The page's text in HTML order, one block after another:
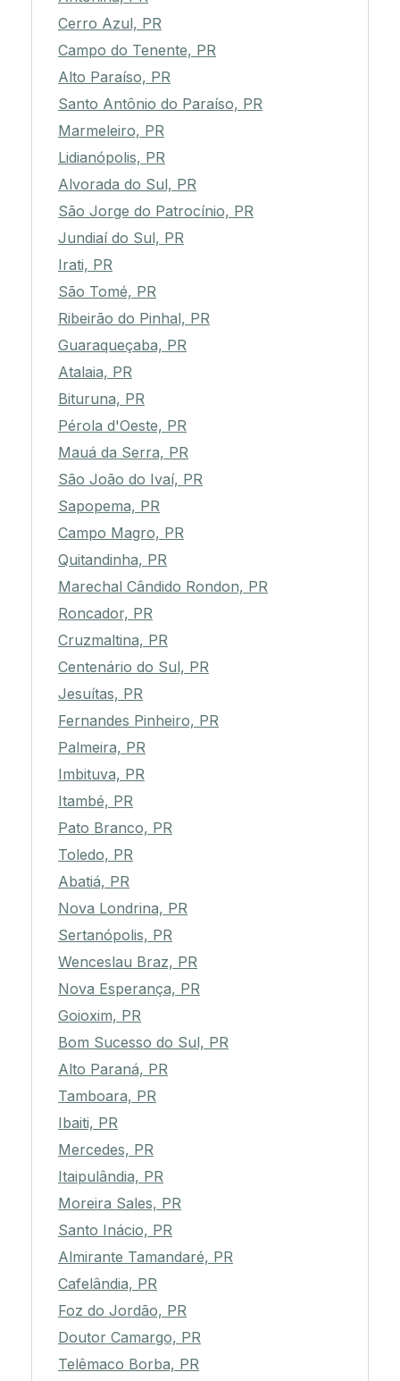
Cerro Azul, PR
Campo do Tenente, PR
Alto Paraíso, PR
Santo Antônio do Paraíso, PR
Marmeleiro, PR
Lidianópolis, PR
Alvorada do Sul, PR
São Jorge do Patrocínio, PR
Jundiaí do Sul, PR
Irati, PR
São Tomé, PR
Ribeirão do Pinhal, PR
Guaraqueçaba, PR
Atalaia, PR
Bituruna, PR
Pérola d'Oeste, PR
Mauá da Serra, PR
São João do Ivaí, PR
Sapopema, PR
Campo Magro, PR
Quitandinha, PR
Marechal Cândido Rondon, PR
Roncador, PR
Cruzmaltina, PR
Centenário do Sul, PR
Jesuítas, PR
Fernandes Pinheiro, PR
Palmeira, PR
Imbituva, PR
Itambé, PR
Pato Branco, PR
Toledo, PR
Abatiá, PR
Nova Londrina, PR
Sertanópolis, PR
Wenceslau Braz, PR
Nova Esperança, PR
Goioxim, PR
Bom Sucesso do Sul, PR
Alto Paraná, PR
Tamboara, PR
Ibaiti, PR
Mercedes, PR
Itaipulândia, PR
Moreira Sales, PR
Santo Inácio, PR
Almirante Tamandaré, PR
Cafelândia, PR
Foz do Jordão, PR
Doutor Camargo, PR
Telêmaco Borba, PR